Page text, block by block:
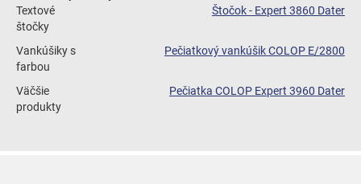
Textové
štočky
Štočok - Expert 3860 Dater
Vankúšiky s
farbou
Pečiatkový vankúšik COLOP E/2800
Väčšie
produkty
Pečiatka COLOP Expert 3960 Dater